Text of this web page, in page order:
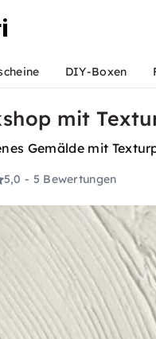
DIY-Boxen
mit
Gemälde mit
5,0 - 5 Bewertungen